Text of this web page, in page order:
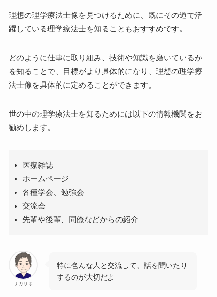
理想の理学療法士像を見つけるために、既にその道で活
躍している理学療法士を知ることもおすすめです。
どのように仕事に取り組み、技術や知識を磨いているか
を知ることで、目標がより具体的になり、理想の理学療
法士像を具体的に定めることができます。
世の中の理学療法士を知るためには以下の情報機関をお
勧めします。
医療雑誌
ホームページ
各種学会、勉強会
交流会
先輩や後輩、同僚などからの紹介
リガサポ
特に色んな人と交流して、話を聞いたり
するのが大切だよ